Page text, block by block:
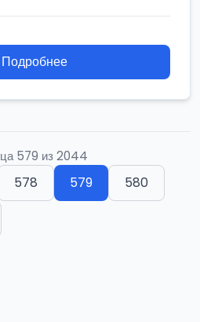
Подробнее
579 из 2044
578 579
580